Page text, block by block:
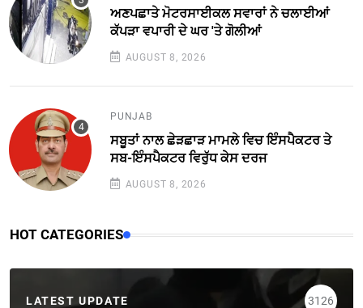
ਅਣਪਛਾਤੇ ਮੋਟਰਸਾਈਕਲ ਸਵਾਰਾਂ ਨੇ ਚਲਾਈਆਂ
ਕੱਪੜਾ ਵਪਾਰੀ ਦੇ ਘਰ 'ਤੇ ਗੋਲੀਆਂ
AUGUST 8, 2026
PUNJAB
ਸਬੂਤਾਂ ਨਾਲ ਛੇੜਛਾੜ ਮਾਮਲੇ ਵਿਚ ਇੰਸਪੈਕਟਰ ਤੇ
ਸਬ-ਇੰਸਪੈਕਟਰ ਵਿਰੁੱਧ ਕੇਸ ਦਰਜ
AUGUST 8, 2026
HOT CATEGORIES
LATEST UPDATE 3126